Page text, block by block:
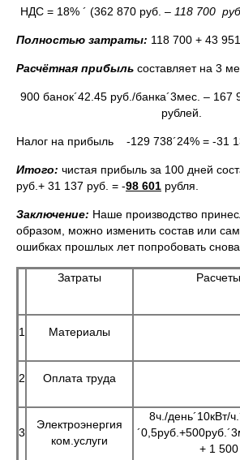
НДС = 18% ´ (362 870 руб. – 118 700
Полностью затраты: 118 700 + 43
Расчётная прибыль составляет на 3
900 банок´42.45 руб./банка´3мес. –
рублей.
Налог на прибыль -129 738´24% = -31
Итого: чистая прибыль за 100 дней
руб.+ 31 137 руб. = -98 601 рубля.
Заключение: Наше производство
образом, можно изменить состав или
ошибках прошлых лет попробовать снова.
Затраты Расчеты
1 Материалы
2 Оплата труда
3
Электроэнергия
ком.услуги
8ч./день´10кВт/
+ 1 500